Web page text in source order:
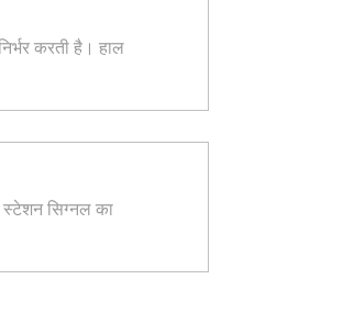
करती है। हाल
स्टेशन सिग्नल का